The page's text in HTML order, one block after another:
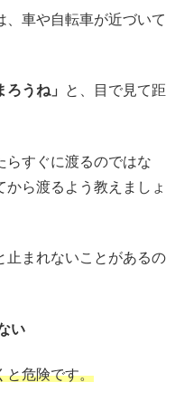
、車や自転車が近づいて
うね」
と、目で見て距
らすぐに渡るのではな
から渡るよう教えましょ
止まれないことがあるの
い
と危険です。